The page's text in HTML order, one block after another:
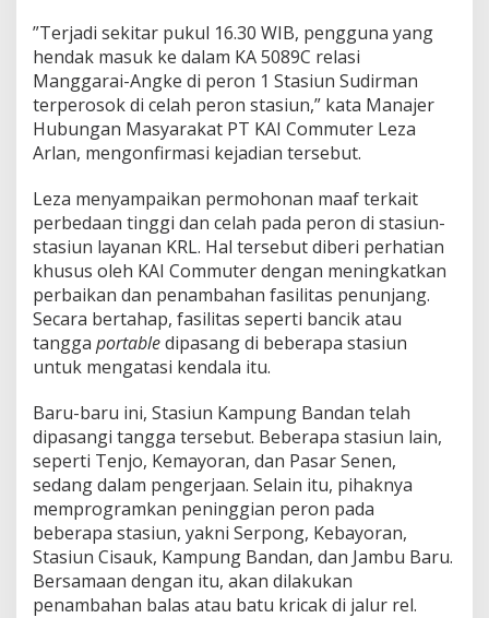
”Terjadi sekitar pukul 16.30 WIB, pengguna yang
hendak masuk ke dalam KA 5089C relasi
Manggarai-Angke di peron 1 Stasiun Sudirman
terperosok di celah peron stasiun,” kata Manajer
Hubungan Masyarakat PT KAI Commuter Leza
Arlan, mengonfirmasi kejadian tersebut.
Leza menyampaikan permohonan maaf terkait
perbedaan tinggi dan celah pada peron di stasiun-
stasiun layanan KRL. Hal tersebut diberi perhatian
khusus oleh KAI Commuter dengan meningkatkan
perbaikan dan penambahan fasilitas penunjang.
Secara bertahap, fasilitas seperti bancik atau
tangga portabledipasang di beberapa stasiun
untuk mengatasi kendala itu.
Baru-baru ini, Stasiun Kampung Bandan telah
dipasangi tangga tersebut. Beberapa stasiun lain,
seperti Tenjo, Kemayoran, dan Pasar Senen,
sedang dalam pengerjaan. Selain itu, pihaknya
memprogramkan peninggian peron pada
beberapa stasiun, yakni Serpong, Kebayoran,
Stasiun Cisauk, Kampung Bandan, dan Jambu Baru.
Bersamaan dengan itu, akan dilakukan
penambahan balas atau batu kricak di jalur rel.